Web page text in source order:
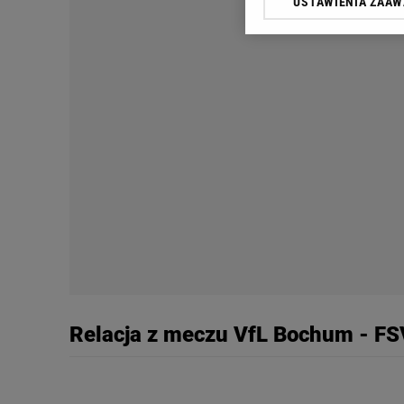
Relacja z meczu VfL Bochum -
Klikając „Akceptuję”